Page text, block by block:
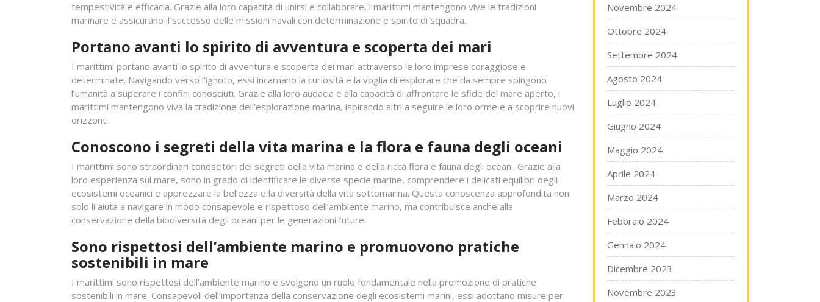
tempestività e efficacia. Grazie alla loro capacità di unirsi e collaborare, i marittimi mantengono vive le tradizioni
marinare e assicurano il successo delle missioni navali con determinazione e spirito di squadra.
Portano avanti lo spirito di avventura e scoperta dei mari
I marittimi portano avanti lo spirito di avventura e scoperta dei mari attraverso le loro imprese coraggiose e
determinate. Navigando verso l’ignoto, essi incarnano la curiosità e la voglia di esplorare che da sempre spingono
l’umanità a superare i confini conosciuti. Grazie alla loro audacia e alla capacità di affrontare le sfide del mare aperto, i
marittimi mantengono viva la tradizione dell’esplorazione marina, ispirando altri a seguire le loro orme e a scoprire nuovi
orizzonti.
Conoscono i segreti della vita marina e la flora e fauna degli oceani
I marittimi sono straordinari conoscitori dei segreti della vita marina e della ricca flora e fauna degli oceani. Grazie alla
loro esperienza sul mare, sono in grado di identificare le diverse specie marine, comprendere i delicati equilibri degli
ecosistemi oceanici e apprezzare la bellezza e la diversità della vita sottomarina. Questa conoscenza approfondita non
solo li aiuta a navigare in modo consapevole e rispettoso dell’ambiente marino, ma contribuisce anche alla
conservazione della biodiversità degli oceani per le generazioni future.
Sono rispettosi dell’ambiente marino e promuovono pratiche
sostenibili in mare
I marittimi sono rispettosi dell’ambiente marino e svolgono un ruolo fondamentale nella promozione di pratiche
sostenibili in mare. Consapevoli dell’importanza della conservazione degli ecosistemi marini, essi adottano misure per
Novembre 2024
Ottobre 2024
Settembre 2024
Agosto 2024
Luglio 2024
Giugno 2024
Maggio 2024
Aprile 2024
Marzo 2024
Febbraio 2024
Gennaio 2024
Dicembre 2023
Novembre 2023